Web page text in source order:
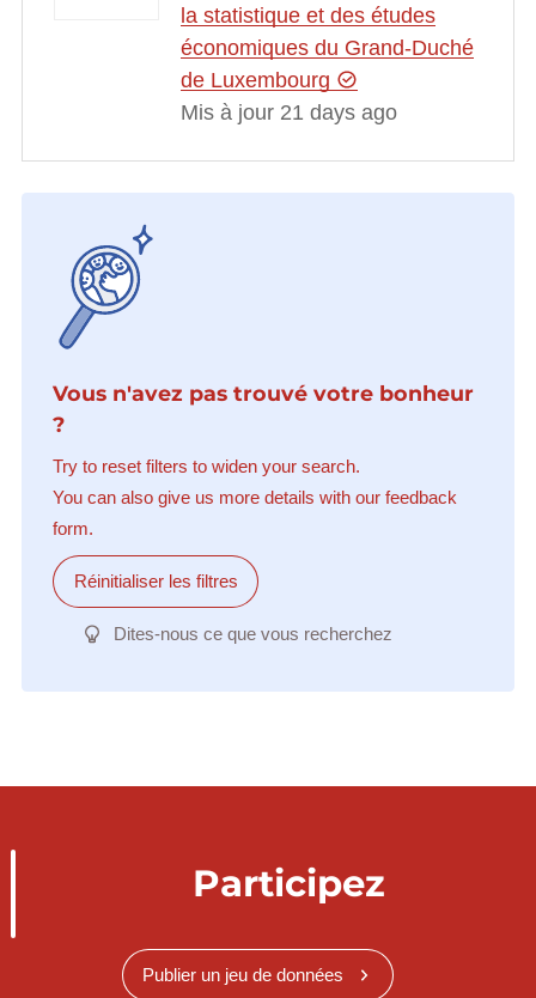
la statistique et des études
économiques du Grand-Duché
de Luxembourg
Mis à jour 21 days ago
Vous n'avez pas trouvé votre bonheur
?
Try to reset filters to widen your search.
You can also give us more details with our feedback
form.
Réinitialiser les filtres
Dites-nous ce que vous recherchez
Participez
Publier un jeu de données